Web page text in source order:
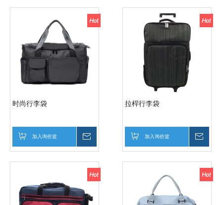
时尚行李袋
加入询价篮
拉桿行李袋
加入询价篮